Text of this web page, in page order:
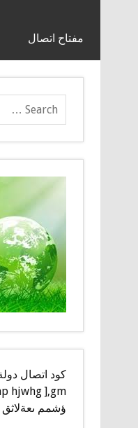
مفتاح اتصال
ؤشمم